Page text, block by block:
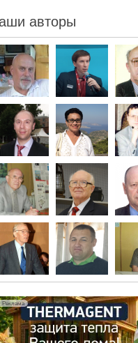
Учёные
6 АВГУСТА 2026
Для Арктики
технологию
Разработка
мерзлоты,
6 АВГУСТА 2026
Гибридный
с одним
Исследователи
конструкцию
5 АВГУСТА 2026
21-й
«ЦОД-2026»
отеле Radisson
посетит более
5 АВГУСТА 2026
авторы
Реклама